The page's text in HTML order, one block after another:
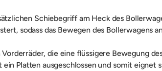
Schiebegriff am Heck des
sodass das Bewegen des Bollerwagens
die eine flüssigere Bewegung
Platten ausgeschlossen und somit eignet